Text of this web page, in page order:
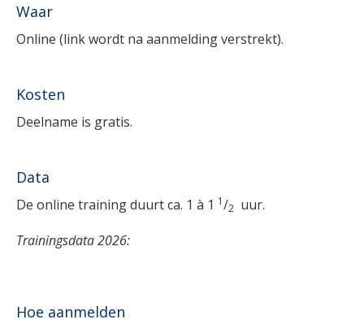
Waar
Online (link wordt na aanmelding verstrekt).
Kosten
Deelname is gratis.
Data
De online training duurt ca. 1 à 1 1/2 uur.
Trainingsdata 2026:
Hoe aanmelden